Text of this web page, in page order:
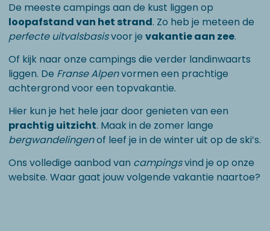
De meeste campings aan de kust liggen op
loopafstand van het strand. Zo heb je meteen de
perfecte uitvalsbasisvoor je vakantie aan zee.
Of kijk naar onze campings die verder landinwaarts
liggen. De Franse Alpenvormen een prachtige
achtergrond voor een topvakantie.
Hier kun je het hele jaar door genieten van een
prachtig uitzicht. Maak in de zomer lange
bergwandelingenof leef je in de winter uit op de ski’s.
Ons volledige aanbod van campingsvind je op onze
website. Waar gaat jouw volgende vakantie naartoe?